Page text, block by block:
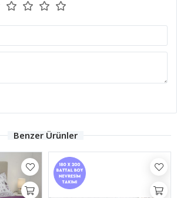
Benzer Ürünler